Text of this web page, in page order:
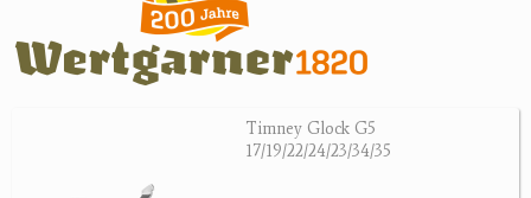
Repetiererbüchse
Luftdruckwaffen
Sonstige Waffen
Timney Glock G5
17/19/22/24/23/34/35